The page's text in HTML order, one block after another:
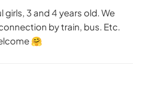
3 and 4 years old. We
by train, bus. Etc.
🤗